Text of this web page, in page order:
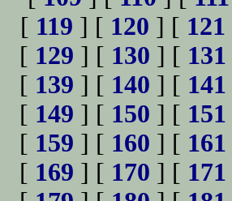
[ 119 ] [ 120 ] [ 121
[ 129 ] [ 130 ] [ 131
[ 139 ] [ 140 ] [ 141
[ 149 ] [ 150 ] [ 151
[ 159 ] [ 160 ] [ 161
[ 169 ] [ 170 ] [ 171